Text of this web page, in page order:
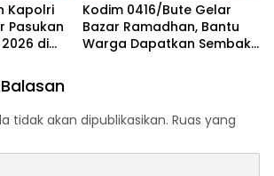
Kapolri
Pasukan
di
Kodim 0416/Bute Gelar
Bazar Ramadhan, Bantu
Warga Dapatkan Sembako
tidak akan dipublikasikan. Ruas yang